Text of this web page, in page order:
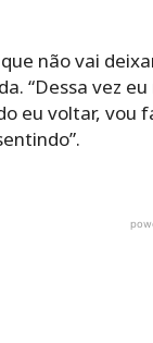
não vai
“Dessa vez
eu voltar, vou